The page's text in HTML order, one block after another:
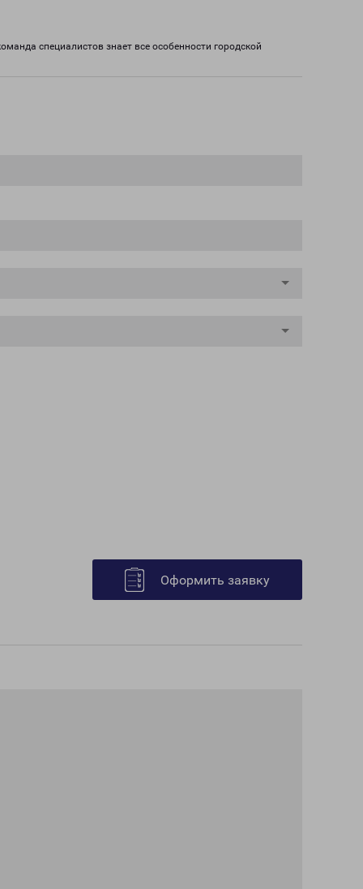
специалистов знает все особенности городской
Оформить заявку